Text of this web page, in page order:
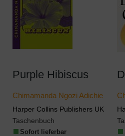
Purple Hibiscus
Chimamanda Ngozi Adichie
Harper Collins Publishers UK
Taschenbuch
Sofort lieferbar